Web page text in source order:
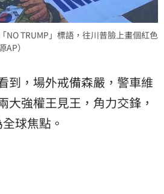
NO TRUMP」標語，往川普臉上畫個紅色
）
到，場外戒備森嚴，警車維
大強權王見王，角力交鋒，
球焦點。